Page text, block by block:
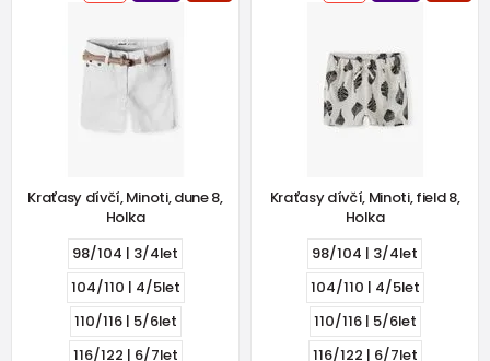
Kraťasy dívčí, Minoti, dune 8,
Holka
98/104 | 3/4let
104/110 | 4/5let
110/116 | 5/6let
116/122 | 6/7let
Kraťasy dívčí, Minoti, field 8,
Holka
98/104 | 3/4let
104/110 | 4/5let
110/116 | 5/6let
116/122 | 6/7let